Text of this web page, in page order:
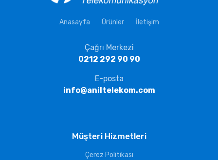
Anasayfa Ürünler İletişim
Çağrı Merkezi
0212 292 90 90
E-posta
info@aniltelekom.com
Müşteri Hizmetleri
Çerez Politikası